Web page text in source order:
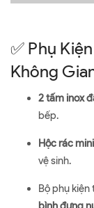
✅ Phụ
Không
2 tấm inox
bếp.
Hộc rác
vệ sinh.
Bộ phụ kiện